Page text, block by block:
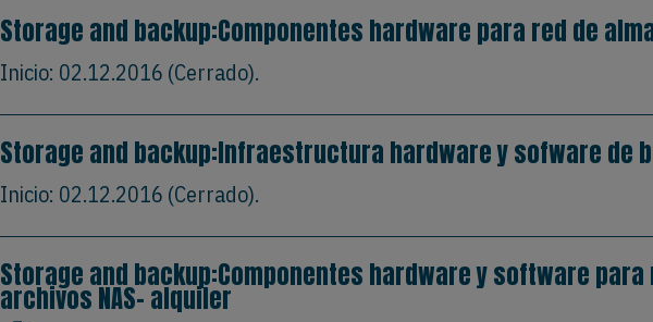
Storage and backup:Componentes hardware para red de
Inicio: 02.12.2016 (Cerrado).
Storage and backup:Infraestructura hardware y sofware de
Inicio: 02.12.2016 (Cerrado).
Storage and backup:Componentes hardware y software
archivos NAS- alquiler